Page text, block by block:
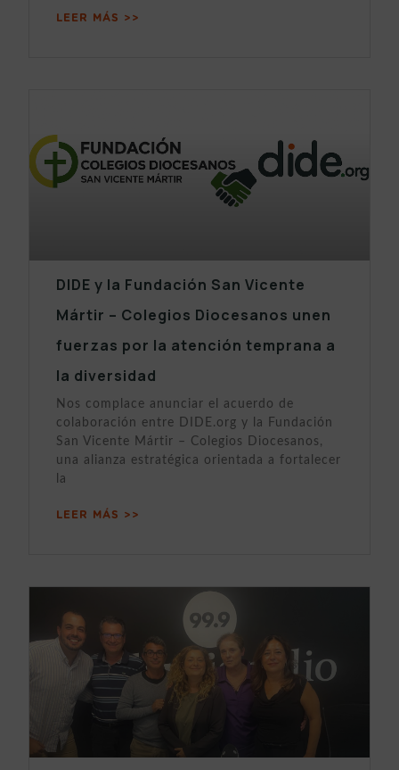
LEER MÁS >>
DIDE y la Fundación San Vicente
Mártir – Colegios Diocesanos unen
fuerzas por la atención temprana a
la diversidad
Nos complace anunciar el acuerdo de
colaboración entre DIDE.org y la Fundación
San Vicente Mártir – Colegios Diocesanos,
una alianza estratégica orientada a fortalecer
la
LEER MÁS >>